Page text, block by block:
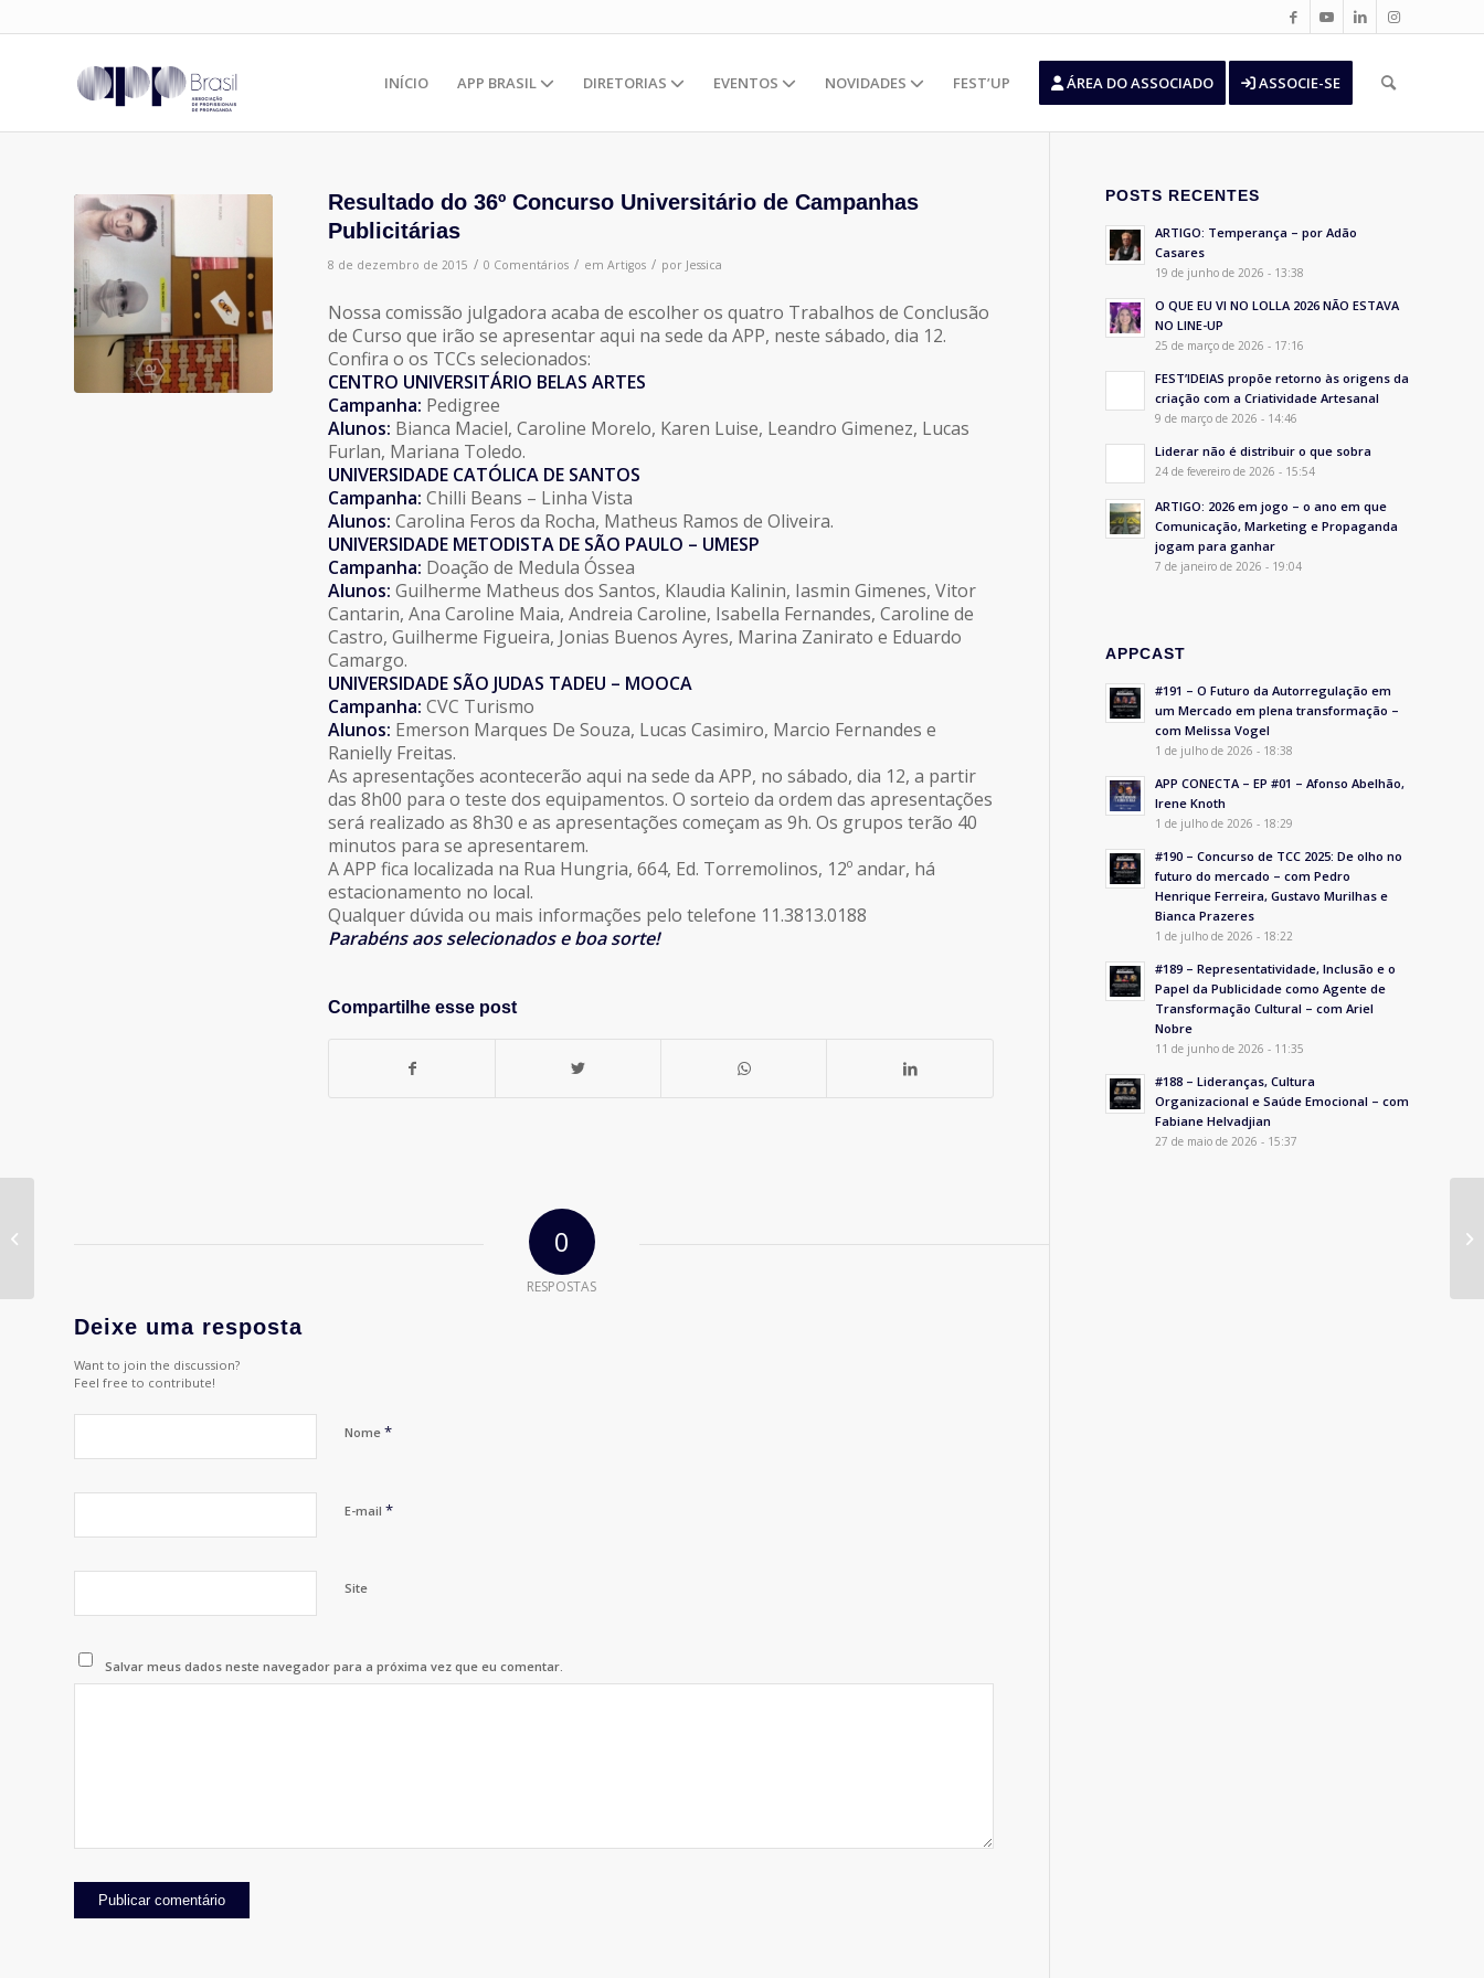
INÍCIO APP BRASIL DIRETORIAS EVENTOS NOVIDADES FEST’UP ÁREA DO ASSOCIADO ASSOCIE-SE
Resultado do 36º Concurso Universitário de Campanhas
Publicitárias
8 de dezembro de 2015 / 0 Comentários / em Artigos / por Jessica
Nossa comissão julgadora acaba de escolher os quatro Trabalhos de Conclusão
de Curso que irão se apresentar aqui na sede da APP, neste sábado, dia 12.
Confira o os TCCs selecionados:
CENTRO UNIVERSITÁRIO BELAS ARTES
Campanha: Pedigree
Alunos: Bianca Maciel, Caroline Morelo, Karen Luise, Leandro Gimenez, Lucas
Furlan, Mariana Toledo.
UNIVERSIDADE CATÓLICA DE SANTOS
Campanha: Chilli Beans – Linha Vista
Alunos: Carolina Feros da Rocha, Matheus Ramos de Oliveira.
UNIVERSIDADE METODISTA DE SÃO PAULO – UMESP
Campanha: Doação de Medula Óssea
Alunos: Guilherme Matheus dos Santos, Klaudia Kalinin, Iasmin Gimenes, Vitor
Cantarin, Ana Caroline Maia, Andreia Caroline, Isabella Fernandes, Caroline de
Castro, Guilherme Figueira, Jonias Buenos Ayres, Marina Zanirato e Eduardo
Camargo.
UNIVERSIDADE SÃO JUDAS TADEU – MOOCA
Campanha: CVC Turismo
Alunos: Emerson Marques De Souza, Lucas Casimiro, Marcio Fernandes e
Ranielly Freitas.
As apresentações acontecerão aqui na sede da APP, no sábado, dia 12, a partir
das 8h00 para o teste dos equipamentos. O sorteio da ordem das apresentações
será realizado as 8h30 e as apresentações começam as 9h. Os grupos terão 40
minutos para se apresentarem.
A APP fica localizada na Rua Hungria, 664, Ed. Torremolinos, 12º andar, há
estacionamento no local.
Qualquer dúvida ou mais informações pelo telefone 11.3813.0188
Parabéns aos selecionados e boa sorte!
Compartilhe esse post
0
RESPOSTAS
Deixe uma resposta
Want to join the discussion?
Feel free to contribute!
Nome *
E-mail *
Site
Salvar meus dados neste navegador para a próxima vez que eu comentar.
POSTS RECENTES
ARTIGO: Temperança – por Adão
Casares
19 de junho de 2026 - 13:38
O QUE EU VI NO LOLLA 2026 NÃO ESTAVA
NO LINE-UP
25 de março de 2026 - 17:16
FEST’IDEIAS propõe retorno às origens da
criação com a Criatividade Artesanal
9 de março de 2026 - 14:46
Liderar não é distribuir o que sobra
24 de fevereiro de 2026 - 15:54
ARTIGO: 2026 em jogo – o ano em que
Comunicação, Marketing e Propaganda
jogam para ganhar
7 de janeiro de 2026 - 19:04
APPCAST
#191 – O Futuro da Autorregulação em
um Mercado em plena transformação –
com Melissa Vogel
1 de julho de 2026 - 18:38
APP CONECTA – EP #01 – Afonso Abelhão,
Irene Knoth
1 de julho de 2026 - 18:29
#190 – Concurso de TCC 2025: De olho no
futuro do mercado – com Pedro
Henrique Ferreira, Gustavo Murilhas e
Bianca Prazeres
1 de julho de 2026 - 18:22
#189 – Representatividade, Inclusão e o
Papel da Publicidade como Agente de
Transformação Cultural – com Ariel
Nobre
11 de junho de 2026 - 11:35
#188 – Lideranças, Cultura
Organizacional e Saúde Emocional – com
Fabiane Helvadjian
27 de maio de 2026 - 15:37